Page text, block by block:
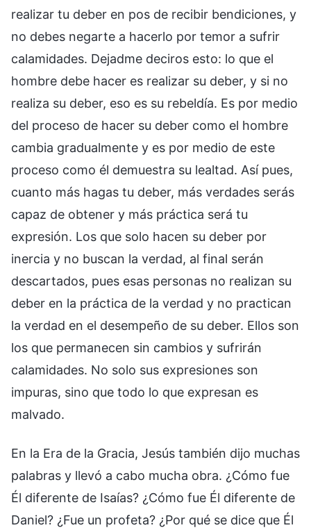
realizar tu deber en pos de recibir bendiciones, y
no debes negarte a hacerlo por temor a sufrir
calamidades. Dejadme deciros esto: lo que el
hombre debe hacer es realizar su deber, y si no
realiza su deber, eso es su rebeldía. Es por medio
del proceso de hacer su deber como el hombre
cambia gradualmente y es por medio de este
proceso como él demuestra su lealtad. Así pues,
cuanto más hagas tu deber, más verdades serás
capaz de obtener y más práctica será tu
expresión. Los que solo hacen su deber por
inercia y no buscan la verdad, al final serán
descartados, pues esas personas no realizan su
deber en la práctica de la verdad y no practican
la verdad en el desempeño de su deber. Ellos son
los que permanecen sin cambios y sufrirán
calamidades. No solo sus expresiones son
impuras, sino que todo lo que expresan es
malvado.
En la Era de la Gracia, Jesús también dijo muchas
palabras y llevó a cabo mucha obra. ¿Cómo fue
Él diferente de Isaías? ¿Cómo fue Él diferente de
Daniel? ¿Fue un profeta? ¿Por qué se dice que Él